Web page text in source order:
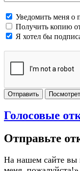
Уведомить меня о
Получить копию
Я хотел бы
Отправить
Голосовые
Отправьте
На нашем сайте вы